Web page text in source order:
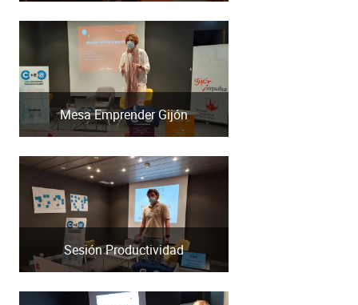
Mesa Emprender Gijón
Sesión Productividad